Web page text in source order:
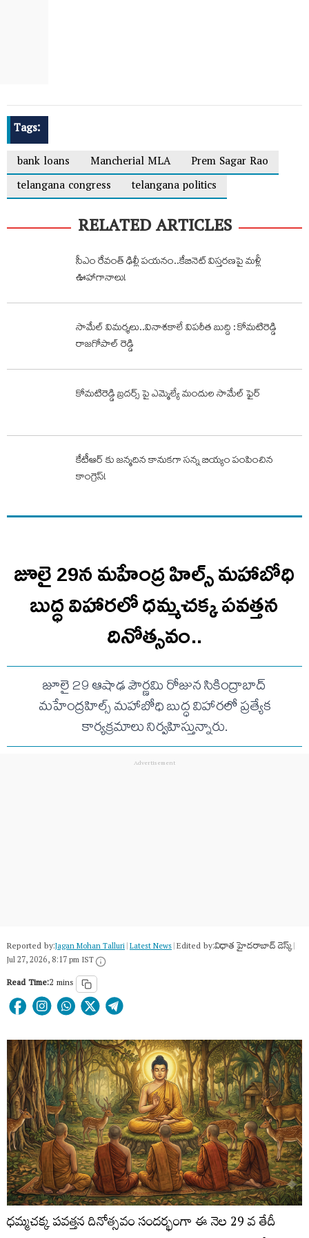
Tags:
bank loans
Mancherial MLA
Prem Sagar Rao
telangana congress
telangana politics
RELATED ARTICLES
సీఎం రేవంత్ ఢిల్లీ పయనం..కేబినెట్ విస్తరణపై మళ్లీ
ఊహాగానాలు!
సామేల్ విమర్శలు..వినాశకాలే విపరీత బుద్ది : కోమటిరెడ్డి
రాజగోపాల్ రెడ్డి
కోమటిరెడ్డి బ్రదర్స్ పై ఎమ్మెల్యే మందుల సామేల్ ఫైర్
కేటీఆర్ కు జన్మదిన కానుకగా సన్న బియ్యం పంపించిన
కాంగ్రెస్!
జూలై 29న మహేంద్ర హిల్స్‌ మహాబోధి
బుద్ధ విహారలో ధమ్మచక్క పవత్తన
దినోత్సవం..
జూలై 29 ఆషాఢ పౌర్ణమి రోజున సికింద్రాబాద్‌
మహేంద్రహిల్స్‌ మహాబోధి బుద్ధ విహారలో ప్రత్యేక
కార్యక్రమాలు నిర్వహిస్తున్నారు.
Reported by:Jagan Mohan Talluri|Latest News|Edited by:విధాత హైదరాబాద్ డెస్క్|
Jul 27, 2026, 8:17 pm IST
Read Time:2 mins
ధమ్మచక్క పవత్తన దినోత్సవం సందర్భంగా ఈ నెల 29 వ తేదీ